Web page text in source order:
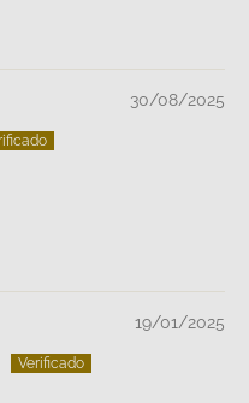
30/08/2025
19/01/2025